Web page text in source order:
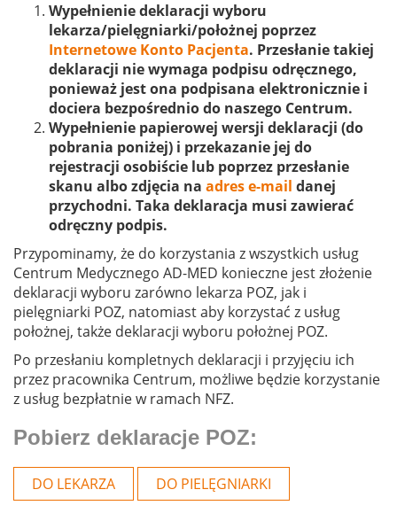
Wypełnienie deklaracji wyboru
lekarza/pielęgniarki/położnej poprzez
Internetowe Konto Pacjenta. Przesłanie takiej
deklaracji nie wymaga podpisu odręcznego,
ponieważ jest ona podpisana elektronicznie i
dociera bezpośrednio do naszego Centrum.
Wypełnienie papierowej wersji deklaracji (do
pobrania poniżej) i przekazanie jej do
rejestracji osobiście lub poprzez przesłanie
skanu albo zdjęcia na adres e-mail danej
przychodni. Taka deklaracja musi zawierać
odręczny podpis.
Przypominamy, że do korzystania z wszystkich usług
Centrum Medycznego AD-MED konieczne jest złożenie
deklaracji wyboru zarówno lekarza POZ, jak i
pielęgniarki POZ, natomiast aby korzystać z usług
położnej, także deklaracji wyboru położnej POZ.
Po przesłaniu kompletnych deklaracji i przyjęciu ich
przez pracownika Centrum, możliwe będzie korzystanie
z usług bezpłatnie w ramach NFZ.
Pobierz deklaracje POZ:
DO LEKARZA DO PIELĘGNIARKI